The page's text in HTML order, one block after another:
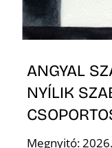
ANGYAL
NYÍLIK
Megnyitó: